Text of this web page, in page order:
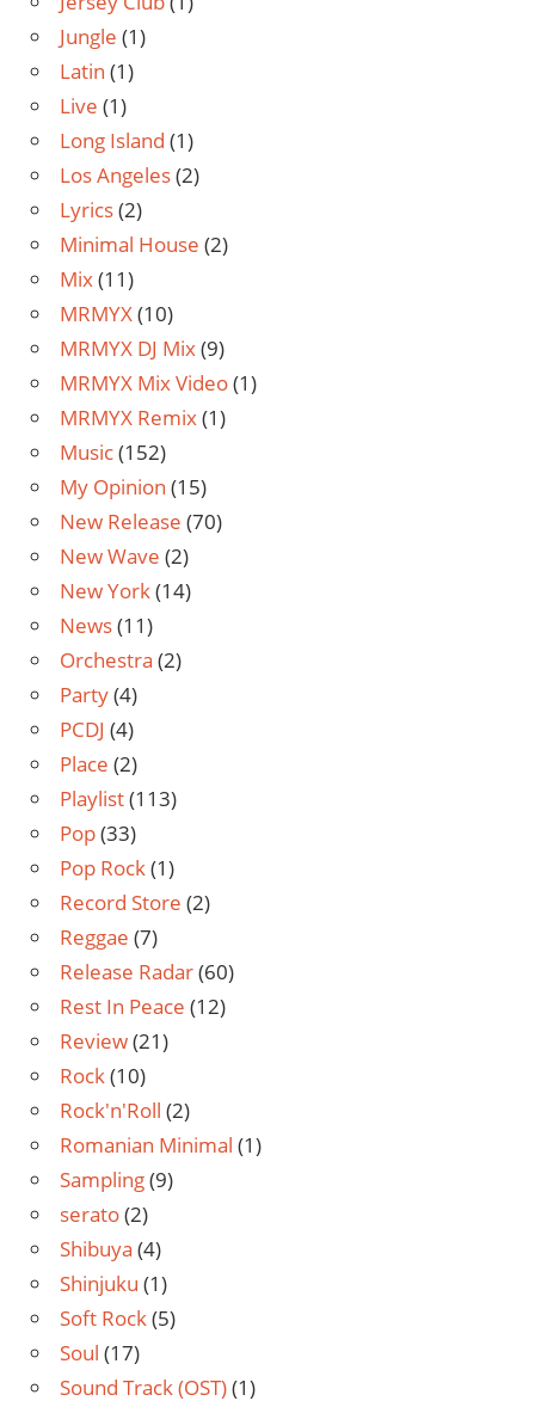
Jungle (1)
Latin (1)
Live (1)
Long Island (1)
Los Angeles(2)
Lyrics(2)
Minimal House (2)
Mix(11)
MRMYX(10)
MRMYX DJ Mix(9)
MRMYX Mix Video(1)
MRMYX Remix(1)
Music(152)
My Opinion (15)
New Release (70)
New Wave (2)
New York(14)
News(11)
Orchestra (2)
Party(4)
PCDJ (4)
Place (2)
Playlist(113)
Pop(33)
Pop Rock(1)
Record Store (2)
Reggae (7)
Release Radar(60)
Rest In Peace (12)
Review(21)
Rock(10)
Rock'n'Roll (2)
Romanian Minimal (1)
Sampling(9)
serato(2)
Shibuya (4)
Shinjuku (1)
Soft Rock(5)
Soul (17)
Sound Track (OST)(1)